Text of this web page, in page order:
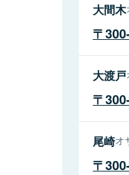
大間木
大渡戸
尾崎オ